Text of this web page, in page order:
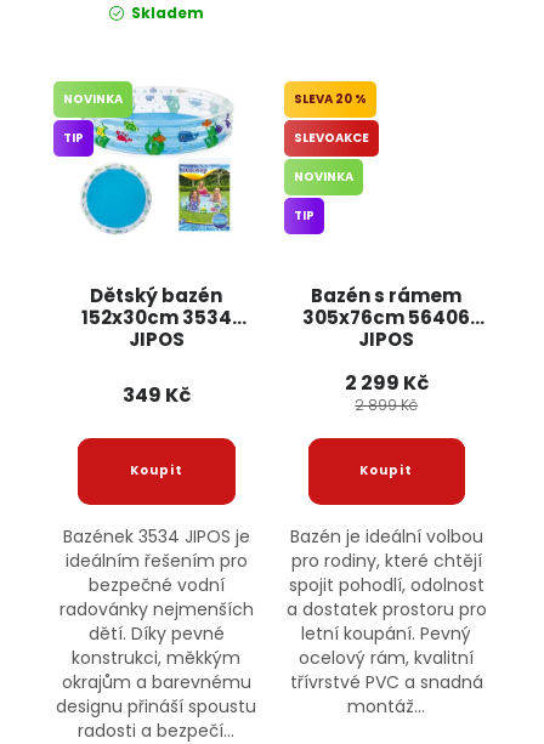
Skladem
Dětský bazén
152x30cm 3534
JIPOS
NOVINKA
TIP
349 Kč
Bazének 3534 JIPOS je
ideálním řešením pro
bezpečné vodní
radovánky nejmenších
dětí. Díky pevné
konstrukci, měkkým
okrajům a barevnému
designu přináší spoustu
radosti a bezpečí...
Bazén s rámem
305x76cm 56406
JIPOS
20 %
SLEVOAKCE
NOVINKA
TIP
2 299 Kč
2 899 Kč
Bazén je ideální volbou
pro rodiny, které chtějí
spojit pohodlí, odolnost
a dostatek prostoru pro
letní koupání. Pevný
ocelový rám, kvalitní
třívrstvé PVC a snadná
montáž...